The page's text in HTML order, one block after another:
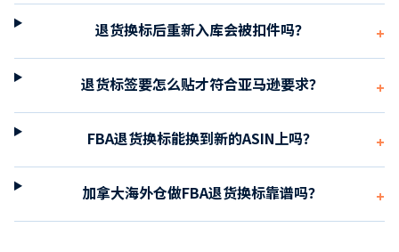
退货换标后重新入库会被扣件吗？ +
退货标签要怎么贴才符合亚马逊要求？ +
FBA退货换标能换到新的ASIN上吗？ +
加拿大海外仓做FBA退货换标靠谱吗？ +